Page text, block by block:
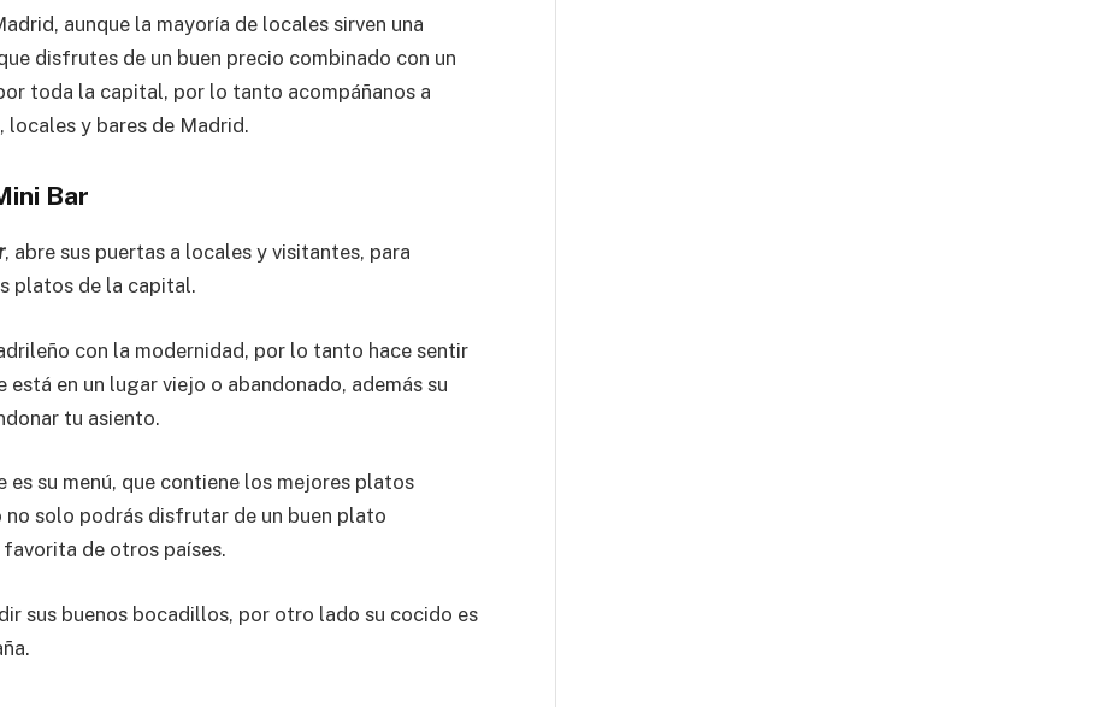
aunque la mayoría de locales sirven una
disfrutes de un buen precio combinado con un
toda la capital, por lo tanto acompáñanos a
locales y bares de Madrid.
Bar
, abre sus puertas a locales y visitantes, para
platos de la capital.
con la modernidad, por lo tanto hace sentir
en un lugar viejo o abandonado, además su
tu asiento.
su menú, que contiene los mejores platos
solo podrás disfrutar de un buen plato
de otros países.
sus buenos bocadillos, por otro lado su cocido es